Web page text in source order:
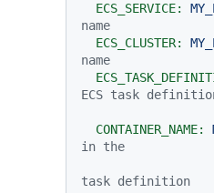
ECS_SERVICE:
name
ECS_CLUSTER:
name
ECS task
CONTAINER_NAME:
in the
task definition